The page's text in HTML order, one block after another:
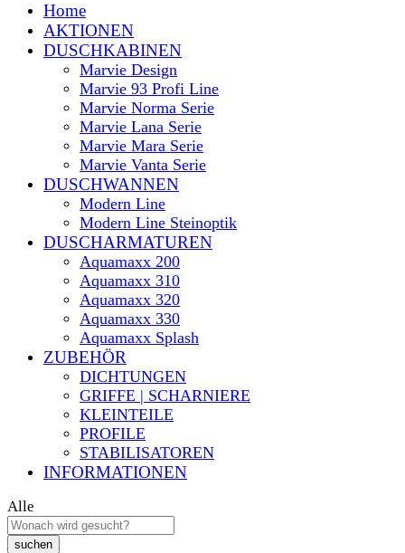
Home
AKTIONEN
DUSCHKABINEN
Marvie Design
Marvie 93 Profi Line
Marvie Norma Serie
Marvie Lana Serie
Marvie Mara Serie
Marvie Vanta Serie
DUSCHWANNEN
Modern Line
Modern Line Steinoptik
DUSCHARMATUREN
Aquamaxx 200
Aquamaxx 310
Aquamaxx 320
Aquamaxx 330
Aquamaxx Splash
ZUBEHÖR
DICHTUNGEN
GRIFFE | SCHARNIERE
KLEINTEILE
PROFILE
STABILISATOREN
INFORMATIONEN
Alle
suchen